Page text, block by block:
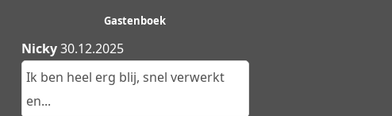
Gastenboek
Nicky30.12.2025
Ik ben heel erg blij, snel verwerkt
en...